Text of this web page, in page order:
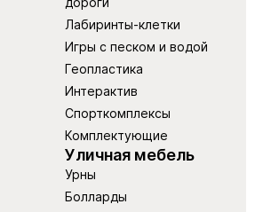
Лабиринты-клетки
Игры с песком и водой
Геопластика
Интерактив
Спорткомплексы
Комплектующие
Уличная мебель
Урны
Болларды